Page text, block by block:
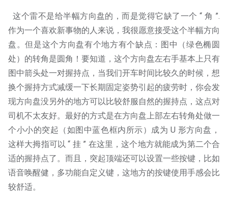
这个雷不是给半幅方向盘的，而是觉得它缺了一个 “ 角 ”.
作为一个喜欢新事物的人来说，我很愿意接受这个半幅方向
盘。但是这个方向盘有个地方有个缺点：图中（绿色椭圆
处）的转角是圆角！要知道，这个方向盘左右手基本上只有
图中箭头处一对握持点，当我们开车时间比较久的时候，想
换个握持方式减缓一下长期固定姿势引起的疲劳时，你会发
现方向盘没另外的地方可以比较舒服自然的握持点，这点对
司机不太友好。最好的方式是在方向盘上部左右转角处做一
个小小的突起（如图中蓝色框内所示）成为 U 形方向盘，
这样大拇指可以 “ 挂 ” 在这里，这个地方就能成为第二个合
适的握持点了。而且，突起顶端还可以设置一些按键，比如
语音唤醒健，多功能自定义键，这地方的按键使用手感会比
较舒适。